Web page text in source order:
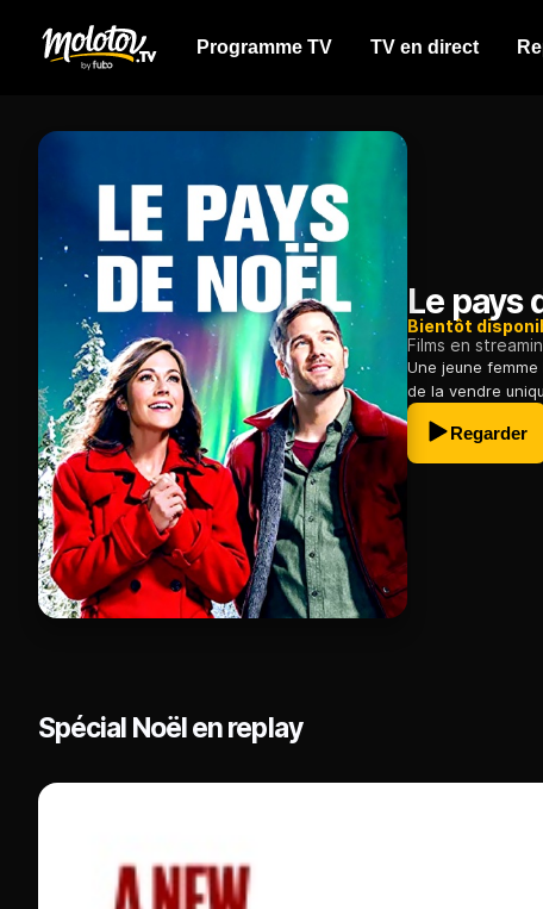
Programme TV TV en direct
Le pays
Bientôt
Films en
Une jeune
de la vendre
Regarder
Spécial Noël en replay